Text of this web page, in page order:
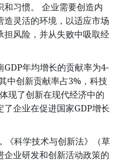
习惯。 企业需要创造内
灵活的环境，以适应市场
担风险，并从失败中吸取经
年均增长的贡献率为4-
中创新贡献率占3%，科技
现了创新在现代经济中的
企业在促进国家GDP增长
《科学技术与创新法》（草
业研发和创新活动政策的